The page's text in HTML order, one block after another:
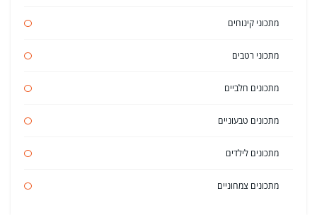
מתכוני קינוחים
מתכוני רטבים
מתכונים חלביים
מתכונים טבעוניים
מתכונים לילדים
מתכונים צמחוניים